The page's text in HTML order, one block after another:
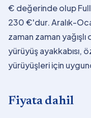
€ değerinde olup Full
230 €'dur. Aralık-
zaman zaman
yürüyüş ayakkabısı,
yürüyüşleri için
Fiyata dahil